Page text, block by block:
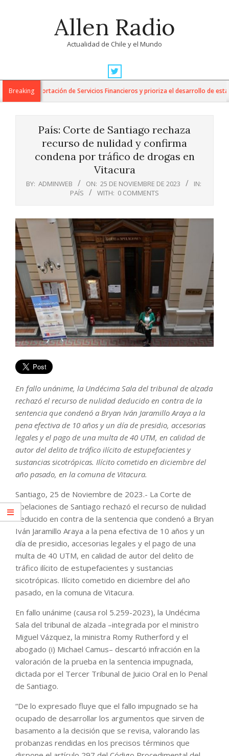
Allen Radio
Actualidad de Chile y el Mundo
Navigation
MenuBreaking
la Exportación de Servicios Financieros y prioriza el desarrollo de esta
País: Corte de Santiago rechaza
recurso de nulidad y confirma
condena por tráfico de drogas en
Vitacura
BY: ADMINWEB ON: 25 DE NOVIEMBRE DE 2023
IN:
PAÍS
WITH: 0 COMMENTS
En fallo unánime, la Undécima Sala del tribunal de alzada
rechazó el recurso de nulidad deducido en contra de la
sentencia que condenó a Bryan Iván Jaramillo Araya a la
pena efectiva de 10 años y un día de presidio, accesorias
legales y el pago de una multa de 40 UTM, en calidad de
autor del delito de tráfico ilícito de estupefacientes y
sustancias sicotrópicas. Ilícito cometido en diciembre del
año pasado, en la comuna de Vitacura.
Santiago, 25 de Noviembre de 2023.- La Corte de
Apelaciones de Santiago rechazó el recurso de nulidad
deducido en contra de la sentencia que condenó a Bryan
Iván Jaramillo Araya a la pena efectiva de 10 años y un
día de presidio, accesorias legales y el pago de una
multa de 40 UTM, en calidad de autor del delito de
tráfico ilícito de estupefacientes y sustancias
sicotrópicas. Ilícito cometido en diciembre del año
pasado, en la comuna de Vitacura.
En fallo unánime (causa rol 5.259-2023), la Undécima
Sala del tribunal de alzada –integrada por el ministro
Miguel Vázquez, la ministra Romy Rutherford y el
abogado (i) Michael Camus– descartó infracción en la
valoración de la prueba en la sentencia impugnada,
dictada por el Tercer Tribunal de Juicio Oral en lo Penal
de Santiago.
“De lo expresado fluye que el fallo impugnado se ha
ocupado de desarrollar los argumentos que sirven de
basamento a la decisión que se revisa, valorando las
probanzas rendidas en los precisos términos que